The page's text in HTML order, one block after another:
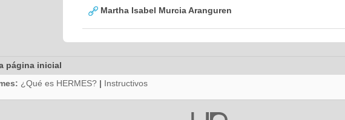
Martha Isabel Murcia Aranguren
página inicial
¿Qué es HERMES? | Instructivos